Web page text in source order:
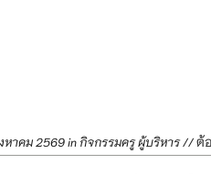
หาคม 2569 in กิจกรรมครู ผู้บริหาร //ต้